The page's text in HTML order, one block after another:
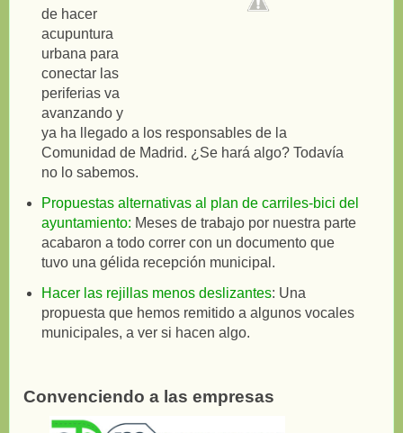
de hacer
acupuntura
urbana para
conectar las
periferias va
avanzando y
ya ha llegado a los responsables de la
Comunidad de Madrid. ¿Se hará algo? Todavía
no lo sabemos.
Propuestas alternativas al plan de carriles-bici del
ayuntamiento: Meses de trabajo por nuestra parte
acabaron a todo correr con un documento que
tuvo una gélida recepción municipal.
Hacer las rejillas menos deslizantes: Una
propuesta que hemos remitido a algunos vocales
municipales, a ver si hacen algo.
Convenciendo a las empresas